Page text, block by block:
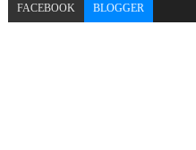
BLOGGER
FACEBOOK